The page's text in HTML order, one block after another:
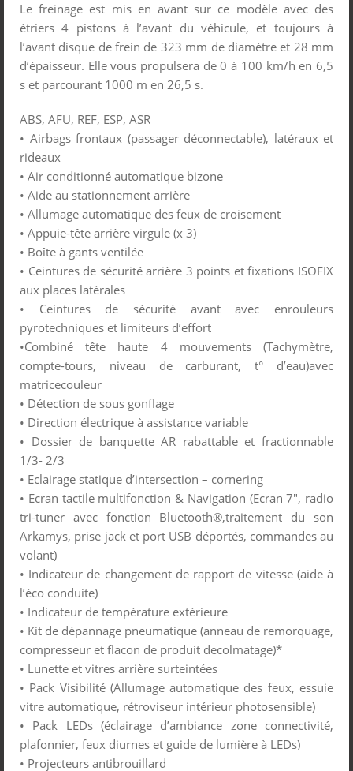
Le freinage est mis en avant sur ce modèle avec des
étriers 4 pistons à l’avant du véhicule, et toujours à
l’avant disque de frein de 323 mm de diamètre et 28 mm
d’épaisseur. Elle vous propulsera de 0 à 100 km/h en 6,5
s et parcourant 1000 m en 26,5 s.
ABS, AFU, REF, ESP, ASR
• Airbags frontaux (passager déconnectable), latéraux et
rideaux
• Air conditionné automatique bizone
• Aide au stationnement arrière
• Allumage automatique des feux de croisement
• Appuie-tête arrière virgule (x 3)
• Boîte à gants ventilée
• Ceintures de sécurité arrière 3 points et fixations ISOFIX
aux places latérales
• Ceintures de sécurité avant avec enrouleurs
pyrotechniques et limiteurs d’effort
•Combiné tête haute 4 mouvements (Tachymètre,
compte-tours, niveau de carburant, t° d’eau)avec
matricecouleur
• Détection de sous gonflage
• Direction électrique à assistance variable
• Dossier de banquette AR rabattable et fractionnable
1/3- 2/3
• Eclairage statique d’intersection – cornering
• Ecran tactile multifonction & Navigation (Ecran 7″, radio
tri-tuner avec fonction Bluetooth®,traitement du son
Arkamys, prise jack et port USB déportés, commandes au
volant)
• Indicateur de changement de rapport de vitesse (aide à
l’éco conduite)
• Indicateur de température extérieure
• Kit de dépannage pneumatique (anneau de remorquage,
compresseur et flacon de produit decolmatage)*
• Lunette et vitres arrière surteintées
• Pack Visibilité (Allumage automatique des feux, essuie
vitre automatique, rétroviseur intérieur photosensible)
• Pack LEDs (éclairage d’ambiance zone connectivité,
plafonnier, feux diurnes et guide de lumière à LEDs)
• Projecteurs antibrouillard